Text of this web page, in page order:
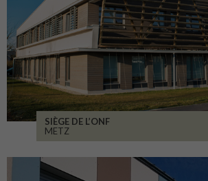
SIÈGE DE L’ONF
METZ